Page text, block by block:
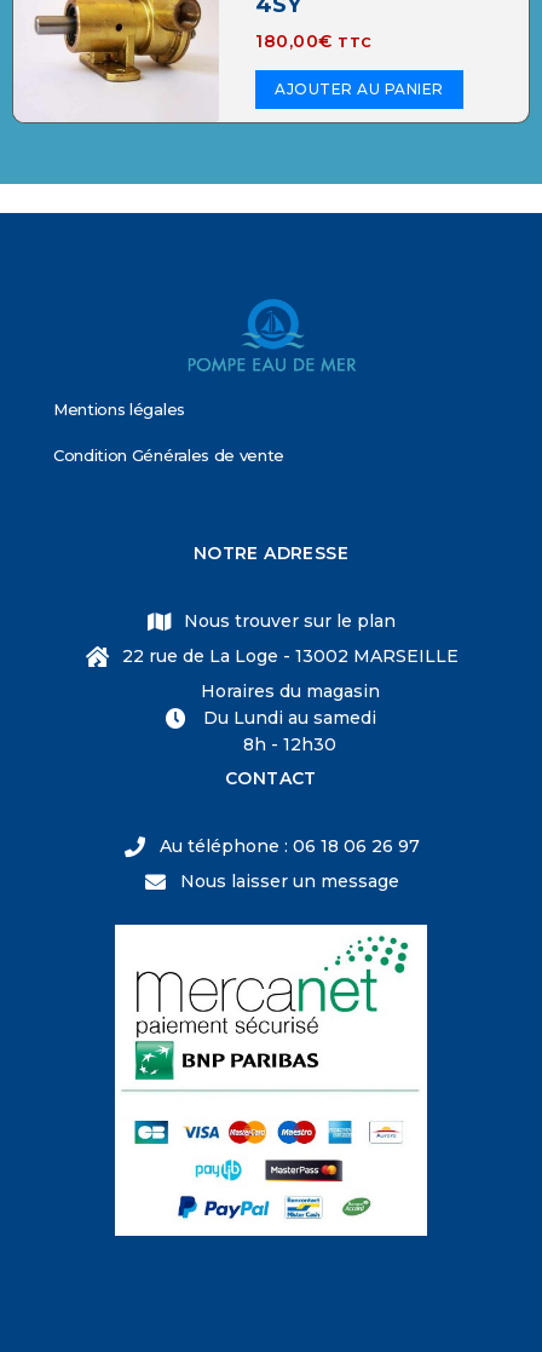
180,00€ TTC
AJOUTER AU PANIER
Mentions légales
Condition Générales de vente
NOTRE ADRESSE
Nous trouver sur le plan
22 rue de La Loge - 13002 MARSEILLE
Horaires du magasin
Du Lundi au samedi
8h - 12h30
CONTACT
Au téléphone : 06 18 06 26 97
Nous laisser un message